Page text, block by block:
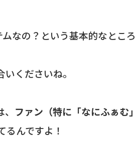
なの？という基本的なところ
くださいね。
ファン（特に「なにふぁむ」
るんですよ！